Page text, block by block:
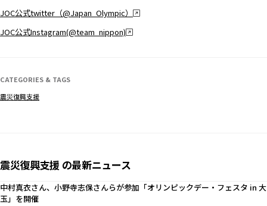
JOC公式twitter（@Japan_Olympic）
JOC公式Instagram(@team_nippon)
CATEGORIES & TAGS
震災復興支援
震災復興支援 の最新ニュース
中村真衣さん、小野寺志保さんらが参加「オリンピックデー・フェスタ in 大
玉」を開催